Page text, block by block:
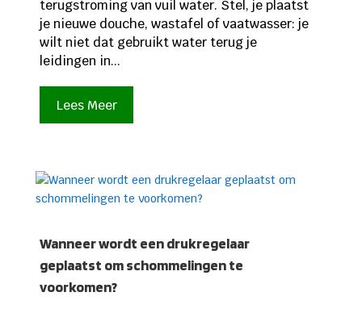
terugstroming van vuil water. Stel, je plaatst
je nieuwe douche, wastafel of vaatwasser: je
wilt niet dat gebruikt water terug je
leidingen in...
Lees Meer
Wanneer wordt een drukregelaar
geplaatst om schommelingen te
voorkomen?